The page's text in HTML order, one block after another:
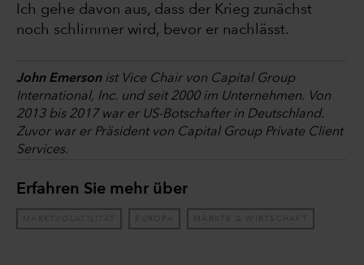
Ich gehe davon aus, dass der Krieg zunächst
noch schlimmer wird, bevor er nachlässt.
John Emersonist Vice Chair von Capital Group
International, Inc. und seit 2000 im Unternehmen. Von
2013 bis 2017 war er US-Botschafter in Deutschland.
Zuvor war er Präsident von Capital Group Private Client
Services.
Erfahren Sie mehr über
MARKTVOLATILITÄT EUROPA MÄRKTE & WIRTSCHAFT